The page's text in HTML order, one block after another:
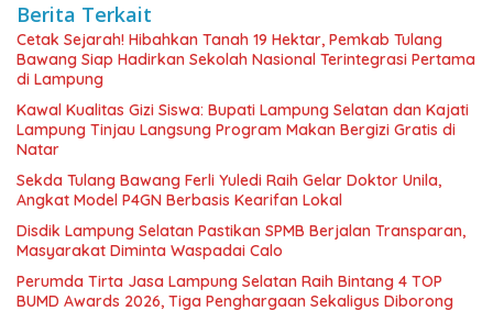
Berita Terkait
Cetak Sejarah! Hibahkan Tanah 19 Hektar, Pemkab Tulang
Bawang Siap Hadirkan Sekolah Nasional Terintegrasi Pertama
di Lampung
Kawal Kualitas Gizi Siswa: Bupati Lampung Selatan dan Kajati
Lampung Tinjau Langsung Program Makan Bergizi Gratis di
Natar
Sekda Tulang Bawang Ferli Yuledi Raih Gelar Doktor Unila,
Angkat Model P4GN Berbasis Kearifan Lokal
Disdik Lampung Selatan Pastikan SPMB Berjalan Transparan,
Masyarakat Diminta Waspadai Calo
Perumda Tirta Jasa Lampung Selatan Raih Bintang 4 TOP
BUMD Awards 2026, Tiga Penghargaan Sekaligus Diborong